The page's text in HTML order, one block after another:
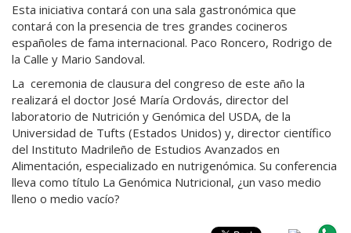
Esta iniciativa contará con una sala gastronómica que
contará con la presencia de tres grandes cocineros
españoles de fama internacional. Paco Roncero, Rodrigo de
la Calle y Mario Sandoval.
La ceremonia de clausura del congreso de este año la
realizará el doctor José María Ordovás, director del
laboratorio de Nutrición y Genómica del USDA, de la
Universidad de Tufts (Estados Unidos) y, director científico
del Instituto Madrileño de Estudios Avanzados en
Alimentación, especializado en nutrigenómica. Su conferencia
lleva como título La Genómica Nutricional, ¿un vaso medio
lleno o medio vacío?